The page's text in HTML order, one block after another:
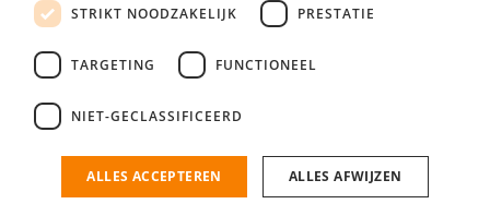
login gegevens onthouden
login
Bedrijf aanmelden
nieuwe collega/werknemer zo gevonden!
STRIKT NOODZAKELIJK PRESTATIE
TARGETING FUNCTIONEEL
NIET-GECLASSIFICEERD
ALLES ACCEPTEREN ALLES AFWIJZEN